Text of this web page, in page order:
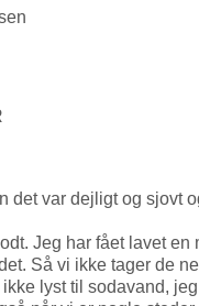
det var dejligt og sjovt
Jeg har fået lavet en
Så vi ikke tager de
lyst til sodavand,